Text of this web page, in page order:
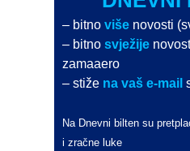
– bitnoviše novosti
– bitnosvježije
zamaaero
– stiže na vaš e-mail
Na Dnevni bilten su
i zračne luke